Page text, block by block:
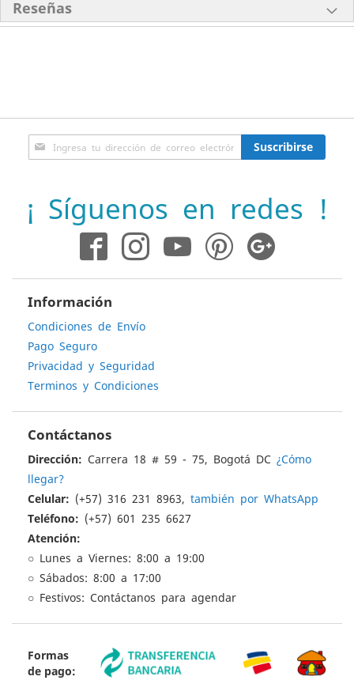
Reseñas
Inscríbase
a
de
noticias:
Suscribirse
¡ Síguenos en redes !
Información
Condiciones de Envío
Pago Seguro
Privacidad y Seguridad
Terminos y Condiciones
Contáctanos
Dirección: Carrera 18 # 59 - 75, Bogotá DC ¿Cómo
llegar?
Celular: (+57) 316 231 8963, también por WhatsApp
Teléfono: (+57) 601 235 6627
Atención:
○ Lunes a Viernes: 8:00 a 19:00
○ Sábados: 8:00 a 17:00
○ Festivos: Contáctanos para agendar
Formas
de pago: